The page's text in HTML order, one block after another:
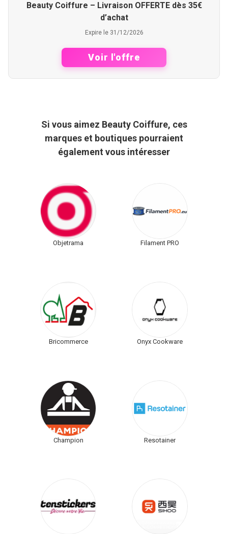
Beauty Coiffure – Livraison OFFERTE dès 35€
d’achat
Expire le 31/12/2026
Voir l'offre
Si vous aimez Beauty Coiffure, ces
marques et boutiques pourraient
également vous intéresser
Objetrama Filament PRO
Bricommerce Onyx Cookware
Champion Resotainer